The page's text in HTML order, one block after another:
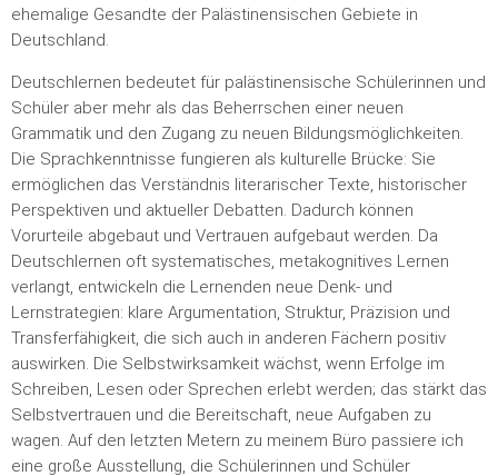
ehemalige Gesandte der Palästinensischen Gebiete in
Deutschland.
Deutschlernen bedeutet für palästinensische Schülerinnen und
Schüler aber mehr als das Beherrschen einer neuen
Grammatik und den Zugang zu neuen Bildungsmöglichkeiten.
Die Sprachkenntnisse fungieren als kulturelle Brücke: Sie
ermöglichen das Verständnis literarischer Texte, historischer
Perspektiven und aktueller Debatten. Dadurch können
Vorurteile abgebaut und Vertrauen aufgebaut werden. Da
Deutschlernen oft systematisches, metakognitives Lernen
verlangt, entwickeln die Lernenden neue Denk- und
Lernstrategien: klare Argumentation, Struktur, Präzision und
Transferfähigkeit, die sich auch in anderen Fächern positiv
auswirken. Die Selbstwirksamkeit wächst, wenn Erfolge im
Schreiben, Lesen oder Sprechen erlebt werden; das stärkt das
Selbstvertrauen und die Bereitschaft, neue Aufgaben zu
wagen. Auf den letzten Metern zu meinem Büro passiere ich
eine große Ausstellung, die Schülerinnen und Schüler